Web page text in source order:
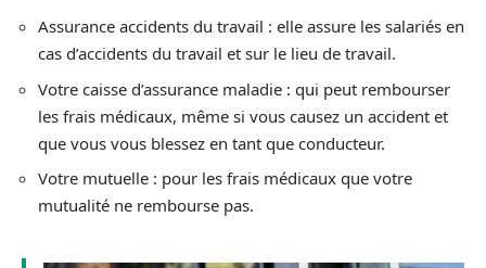
Assurance accidents du travail : elle assure les salariés en
cas d’accidents du travail et sur le lieu de travail.
Votre caisse d’assurance maladie : qui peut rembourser
les frais médicaux, même si vous causez un accident et
que vous vous blessez en tant que conducteur.
Votre mutuelle : pour les frais médicaux que votre
mutualité ne rembourse pas.